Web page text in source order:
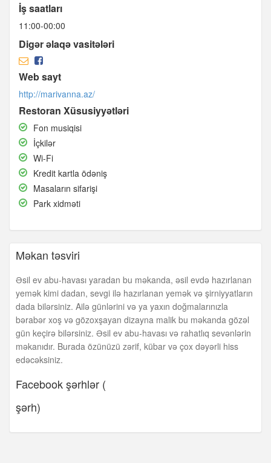
İş saatları
11:00-00:00
Digər əlaqə vasitələri
Web sayt
http://marivanna.az/
Restoran Xüsusiyyətləri
Fon
musiqisi
Fon musiqisi
İçkilər
İçkilər
Wi-
Fi
Wi-Fi
Kredit
kartla
ödəniş
Kredit kartla ödəniş
Masaların
sifarişi
Masaların sifarişi
Park
Park xidməti
Məkan təsviri
Əsil ev abu-havası yaradan bu məkanda, əsil evdə hazırlanan
yemək kimi dadan, sevgi ilə hazırlanan yemək və şirniyyatların
dada bilərsiniz. Ailə günlərini və ya yaxın doğmalarınızla
bərabər xoş və gözoxşayan dizayna malik bu məkanda gözəl
gün keçirə bilərsiniz. Əsil ev abu-havası və rahatlıq sevənlərin
məkanıdır. Burada özünüzü zərif, kübar və çox dəyərli hiss
edəcəksiniz.
Facebook şərhlər (
şərh)